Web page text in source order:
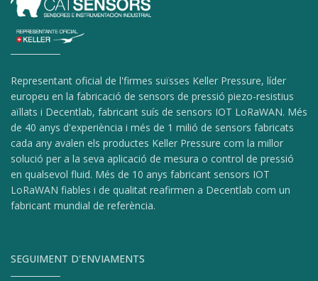
Representant oficial de l'firmes suïsses Keller Pressure, líder
europeu en la fabricació de sensors de pressió piezo-resistius
aïllats i Decentlab, fabricant suís de sensors IOT LoRaWAN. Més
de 40 anys d'experiència i més de 1 milió de sensors fabricats
cada any avalen els productes Keller Pressure com la millor
solució per a la seva aplicació de mesura o control de pressió
en qualsevol fluid. Més de 10 anys fabricant sensors IOT
LoRaWAN fiables i de qualitat reafirmen a Decentlab com un
fabricant mundial de referència.
SEGUIMENT D'ENVIAMENTS